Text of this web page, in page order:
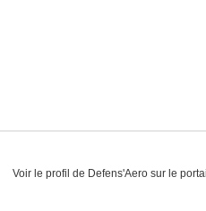
Voir le profil de Defens'Aerosur le